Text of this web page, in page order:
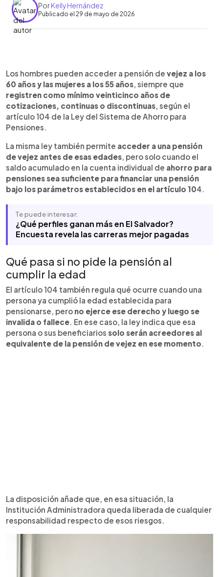
PorKelly Hernández
Publicado el 29 de mayo de 2026
► Escuchar artículo
El artículo 104 de la Ley del Sistema de Ahorro
para Pensiones fija las condiciones para acceder
a pensión de vejez en El Salvador. Los hombres
pueden pensionarse a los 60 años y las mujeres a
los 55, siempre que registren al menos veinticinco
años de cotizaciones. La ley también contempla
acumulado en la cuenta individual permite financiar
una pensión bajo los parámetros establecidos.
Para ese cálculo se toma como referencia el
Salario Básico Regulador, definido en el artículo
122 como el promedio mensual de los ingresos
cotizados.
Los hombres pueden acceder a pensión de vejez a los
60 años y las mujeres a los 55 años, siempre que
registren como mínimo veinticinco años de
cotizaciones, continuas o discontinuas, según el
artículo 104 de la Ley del Sistema de Ahorro para
Pensiones.
La misma ley también permite acceder a una pensión
de vejez antes de esas edades, pero solo cuando el
saldo acumulado en la cuenta individual de ahorro para
pensiones sea suficiente para financiar una pensión
bajo los parámetros establecidos en el artículo 104.
Te puede interesar:
¿Qué perfiles ganan más en El Salvador?
Encuesta revela las carreras mejor pagadas
Qué pasa si no pide la pensión al
cumplir la edad
El artículo 104 también regula qué ocurre cuando una
persona ya cumplió la edad establecida para
pensionarse, pero no ejerce ese derecho y luego se
invalida o fallece. En ese caso, la ley indica que esa
persona o sus beneficiarios solo serán acreedores al
equivalente de la pensión de vejez en ese momento.
La disposición añade que, en esa situación, la
Institución Administradora queda liberada de cualquier
responsabilidad respecto de esos riesgos.